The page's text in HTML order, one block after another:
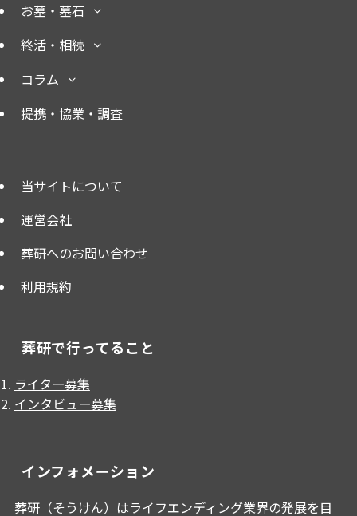
お墓・墓石
終活・相続
コラム
提携・協業・調査
当サイトについて
運営会社
葬研へのお問い合わせ
利用規約
葬研で行ってること
ライター募集
インタビュー募集
インフォメーション
葬研（そうけん）はライフエンディング業界の発展を目